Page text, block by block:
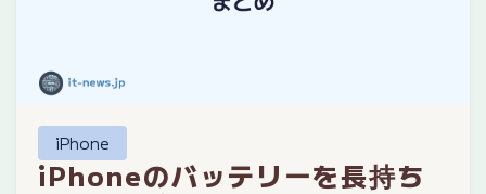
iPhone
iPhoneのバッテリーを長持ち